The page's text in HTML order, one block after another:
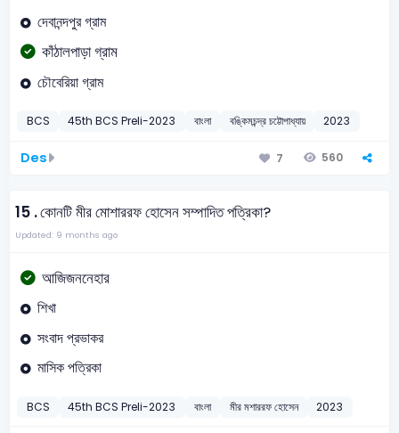
দেবানন্দপুর গ্রাম
কাঁঠালপাড়া গ্রাম
চৌবেরিয়া গ্রাম
BCS 45th BCS Preli-2023 বাংলা বঙ্কিমচন্দ্র চট্টোপাধ্যায় 2023
Des 7 560
15 .কোনটি মীর মোশাররফ হোসেন সম্পাদিত পত্রিকা?
Updated: 9 months ago
আজিজননেহার
শিখা
সংবাদ প্রভাকর
মাসিক পত্রিকা
BCS 45th BCS Preli-2023 বাংলা মীর মশাররফ হোসেন 2023